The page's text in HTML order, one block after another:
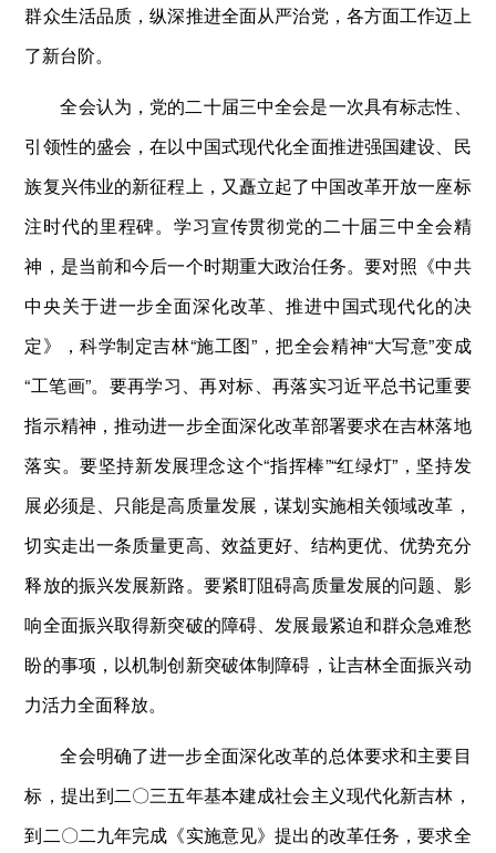
群众生活品质，纵深推进全面从严治党，各方面工作迈上
了新台阶。
全会认为，党的二十届三中全会是一次具有标志性、
引领性的盛会，在以中国式现代化全面推进强国建设、民
族复兴伟业的新征程上，又矗立起了中国改革开放一座标
注时代的里程碑。学习宣传贯彻党的二十届三中全会精
神，是当前和今后一个时期重大政治任务。要对照《中共
中央关于进一步全面深化改革、推进中国式现代化的决
定》，科学制定吉林“施工图”，把全会精神“大写意”变成
“工笔画”。要再学习、再对标、再落实习近平总书记重要
指示精神，推动进一步全面深化改革部署要求在吉林落地
落实。要坚持新发展理念这个“指挥棒”“红绿灯”，坚持发
展必须是、只能是高质量发展，谋划实施相关领域改革，
切实走出一条质量更高、效益更好、结构更优、优势充分
释放的振兴发展新路。要紧盯阻碍高质量发展的问题、影
响全面振兴取得新突破的障碍、发展最紧迫和群众急难愁
盼的事项，以机制创新突破体制障碍，让吉林全面振兴动
力活力全面释放。
全会明确了进一步全面深化改革的总体要求和主要目
标，提出到二〇三五年基本建成社会主义现代化新吉林，
到二〇二九年完成《实施意见》提出的改革任务，要求全